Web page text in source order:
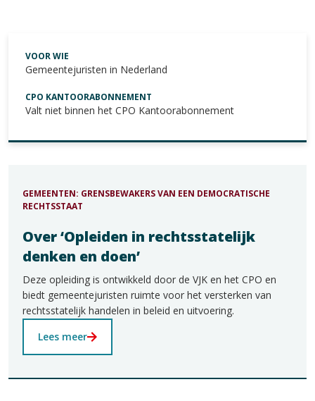
VOOR WIE
Gemeentejuristen in Nederland
CPO KANTOORABONNEMENT
Valt niet binnen het CPO Kantoorabonnement
GEMEENTEN: GRENSBEWAKERS VAN EEN DEMOCRATISCHE
RECHTSSTAAT
Over ‘Opleiden in rechtsstatelijk
denken en doen’
Deze opleiding is ontwikkeld door de VJK en het CPO en
biedt gemeentejuristen ruimte voor het versterken van
rechtsstatelijk handelen in beleid en uitvoering.
Lees meer